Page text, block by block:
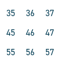
35 36 37
45 46 47
55 56 57